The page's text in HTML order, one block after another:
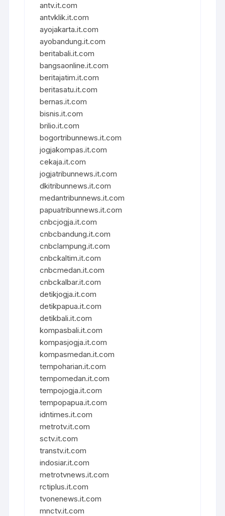
antv.it.com
antvklik.it.com
ayojakarta.it.com
ayobandung.it.com
beritabali.it.com
bangsaonline.it.com
beritajatim.it.com
beritasatu.it.com
bernas.it.com
bisnis.it.com
brilio.it.com
bogortribunnews.it.com
jogjakompas.it.com
cekaja.it.com
jogjatribunnews.it.com
dkitribunnews.it.com
medantribunnews.it.com
papuatribunnews.it.com
cnbcjogja.it.com
cnbcbandung.it.com
cnbclampung.it.com
cnbckaltim.it.com
cnbcmedan.it.com
cnbckalbar.it.com
detikjogja.it.com
detikpapua.it.com
detikbali.it.com
kompasbali.it.com
kompasjogja.it.com
kompasmedan.it.com
tempoharian.it.com
tempomedan.it.com
tempojogja.it.com
tempopapua.it.com
idntimes.it.com
metrotv.it.com
sctv.it.com
transtv.it.com
indosiar.it.com
metrotvnews.it.com
rctiplus.it.com
tvonenews.it.com
mnctv.it.com